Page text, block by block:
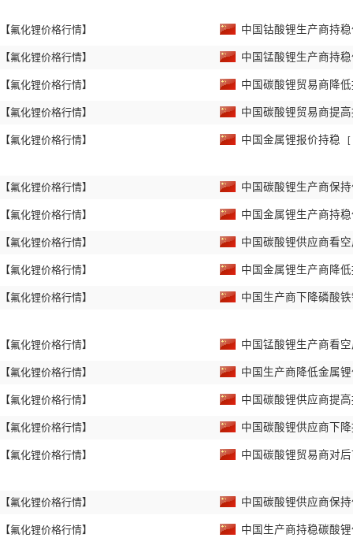
【氟化锂价格行情】
【氟化锂价格行情】
【氟化锂价格行情】
【氟化锂价格行情】
【氟化锂价格行情】
【氟化锂价格行情】
【氟化锂价格行情】
【氟化锂价格行情】
【氟化锂价格行情】
【氟化锂价格行情】
【氟化锂价格行情】
【氟化锂价格行情】
【氟化锂价格行情】
【氟化锂价格行情】
【氟化锂价格行情】
【氟化锂价格行情】
【氟化锂价格行情】
中国钴酸锂生产商持
中国锰酸锂生产商持
中国碳酸锂贸易商降
中国碳酸锂贸易商提
中国金属锂报价持稳 [
中国碳酸锂生产商保
中国金属锂生产商持
中国碳酸锂供应商看
中国金属锂生产商降
中国生产商下降磷酸
中国锰酸锂生产商看
中国生产商降低金属
中国碳酸锂供应商提
中国碳酸锂供应商下
中国碳酸锂贸易商对
中国碳酸锂供应商保
中国生产商持稳碳酸